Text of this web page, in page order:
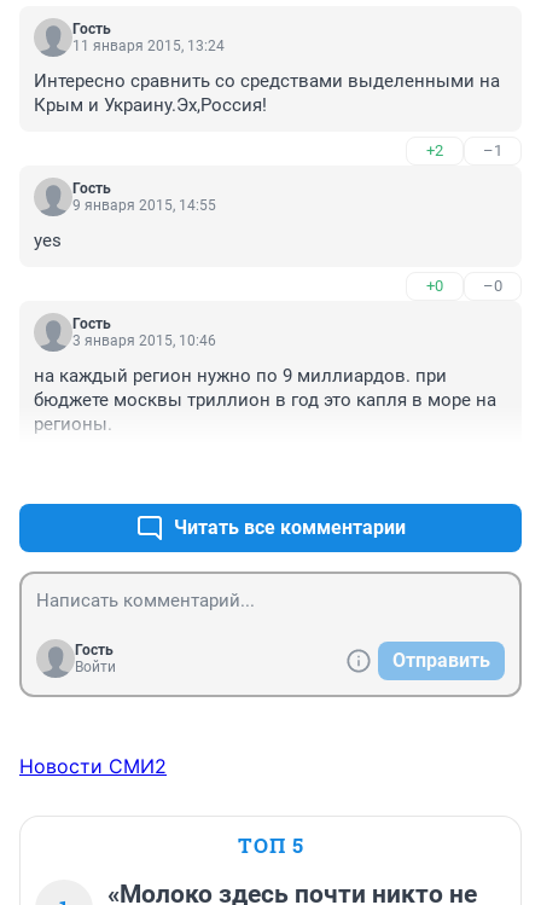
Гость
11 января 2015, 13:24
Интересно сравнить со средствами выделенными на
Крым и Украину.Эх,Россия!
+2 –1
Гость
9 января 2015, 14:55
yes
+0 –0
Гость
3 января 2015, 10:46
на каждый регион нужно по 9 миллиардов. при
бюджете москвы триллион в год это капля в море на
регионы.
Читать все комментарии
Гость
Войти
Отправить
Новости СМИ2
ТОП 5
«Молоко здесь почти никто не